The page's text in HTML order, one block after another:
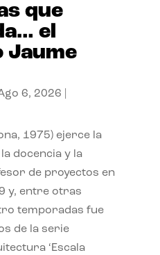
que
el
6, 2026
1975) ejerce la
docencia y la
de proyectos en
y, entre otras
temporadas fue
de la serie
‘Escala